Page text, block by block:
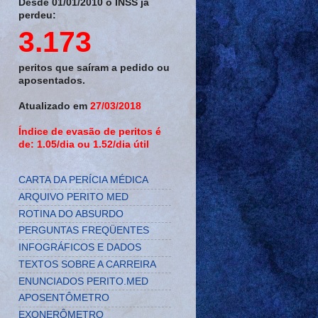
Desde 01/01/2010 o INSS já
perdeu:
3.173
peritos que saíram a pedido ou
aposentados.
Atualizado em 27/03/2018
Índice de evasão de peritos é
de: 1.05/dia ou 1.52/dia útil
CARTA DA PERÍCIA MÉDICA
ARQUIVO PERITO MED
ROTINA DO ABSURDO
PERGUNTAS FREQÜENTES
INFOGRÁFICOS E DADOS
TEXTOS SOBRE A CARREIRA
ENUNCIADOS PERITO.MED
APOSENTÔMETRO
EXONERÔMETRO